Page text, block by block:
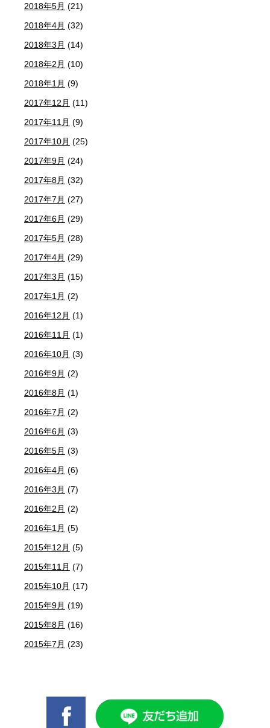
2018年5月 (21)
2018年4月 (32)
2018年3月 (14)
2018年2月 (10)
2018年1月 (9)
2017年12月 (11)
2017年11月 (9)
2017年10月 (25)
2017年9月 (24)
2017年8月 (32)
2017年7月 (27)
2017年6月 (29)
2017年5月 (28)
2017年4月 (29)
2017年3月 (15)
2017年1月 (2)
2016年12月 (1)
2016年11月 (1)
2016年10月 (3)
2016年9月 (2)
2016年8月 (1)
2016年7月 (2)
2016年6月 (3)
2016年5月 (3)
2016年4月 (6)
2016年3月 (7)
2016年2月 (2)
2016年1月 (5)
2015年12月 (5)
2015年11月 (7)
2015年10月 (17)
2015年9月 (19)
2015年8月 (16)
2015年7月 (23)